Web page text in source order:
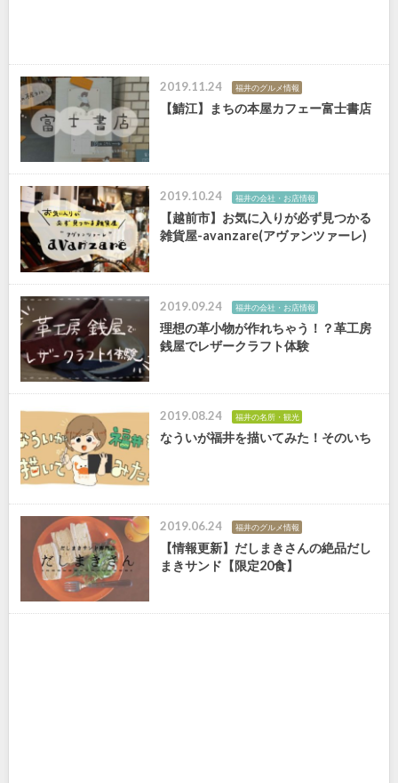
2019.11.24 福井のグルメ情報
【鯖江】まちの本屋カフェー富士書店
2019.10.24 福井の会社・お店情報
【越前市】お気に入りが必ず見つかる
雑貨屋-avanzare(アヴァンツァーレ)
2019.09.24 福井の会社・お店情報
理想の革小物が作れちゃう！？革工房
銭屋でレザークラフト体験
2019.08.24 福井の名所・観光
なういが福井を描いてみた！そのいち
2019.06.24 福井のグルメ情報
【情報更新】だしまきさんの絶品だし
まきサンド【限定20食】